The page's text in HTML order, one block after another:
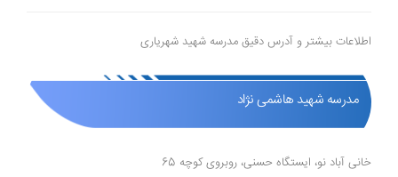
اطلاعات بیشتر و آدرس دقیق مدرسه شهید شهریاری
مدرسه شهید هاشمی نژاد
خانی آباد نو، ایستگاه حسنی، روبروی کوچه 65